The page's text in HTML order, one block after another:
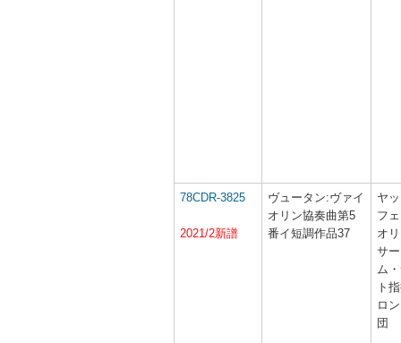
78CDR-3825
2021/2新譜
ヴュータン:ヴァイ
オリン協奏曲第5
番イ短調作品37
ヤ
フ
オ
サ
ム
ト
ロ
団